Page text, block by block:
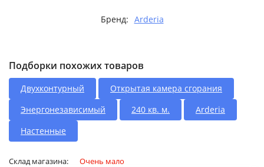
Бренд: Arderia
Подборки похожих товаров
Двухконтурный
Открытая камера сгорания
Энергонезависимый
240 кв. м.
Arderia
Настенные
Склад магазина: Очень мало